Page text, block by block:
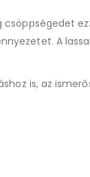
A
is, az